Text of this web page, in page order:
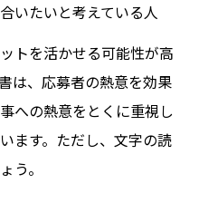
いたいと考えている人
トを活かせる可能性が高
は、応募者の熱意を効果
への熱意をとくに重視し
ます。ただし、文字の読
う。